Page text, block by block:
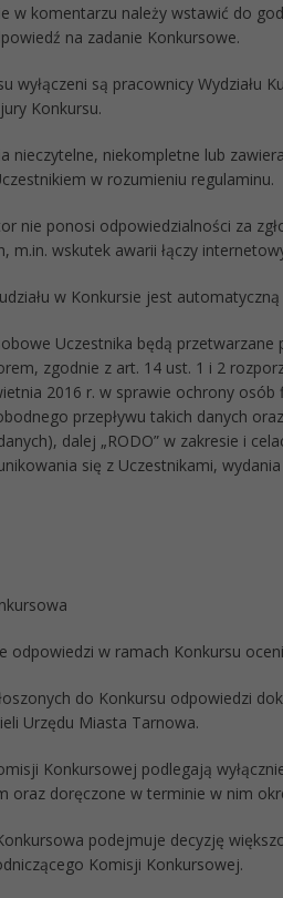
w komentarzu należy wstawić do
na zadanie Konkursowe.
wyłączeni są pracownicy
Konkursu.
nieczytelne, niekompletne lub
w rozumieniu regulaminu.
nie ponosi odpowiedzialności za
m.in. wskutek awarii łączy
w Konkursie jest
Uczestnika będą
zgodnie z art. 14 ust. 1 i 2
2016 r. w sprawie ochrony
przepływu takich danych
dalej „RODO” w zakresie i
się z Uczestnikami,
odpowiedzi w ramach Konkursu
do Konkursu odpowiedzi
Urzędu Miasta Tarnowa.
Konkursowej podlegają
oraz doręczone w terminie w nim
podejmuje decyzję
Komisji Konkursowej.